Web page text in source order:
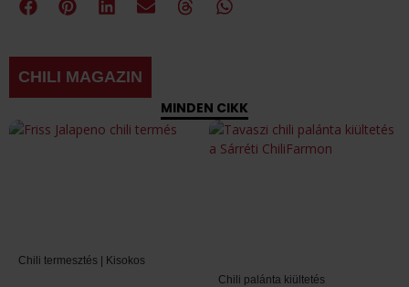
CHILI MAGAZIN
MINDEN CIKK
Chili termesztés | Kisokos
Chili palánta kiültetés